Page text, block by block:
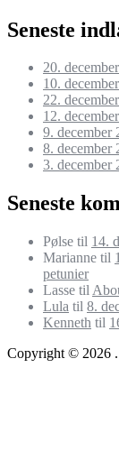
Seneste
20.
10.
22.
12.
9. december
8. december
3. december
Seneste
Pølse til 14.
Marianne til
petunier
Lasse til
Lula til 8.
Kenneth til
Copyright © 2026